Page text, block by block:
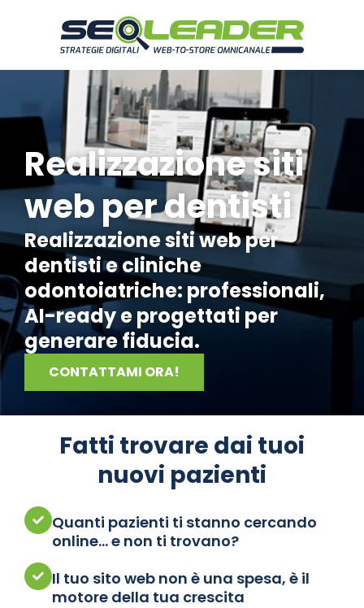
Realizzazione siti
web per dentisti
Realizzazione siti web per
dentisti e cliniche
odontoiatriche: professionali,
AI-ready e progettati per
generare fiducia.
CONTATTAMI ORA!
Fatti trovare dai tuoi
nuovi pazienti
Quanti pazienti ti stanno cercando
online… e non ti trovano?
Il tuo sito web non è una spesa, è il
motore della tua crescita